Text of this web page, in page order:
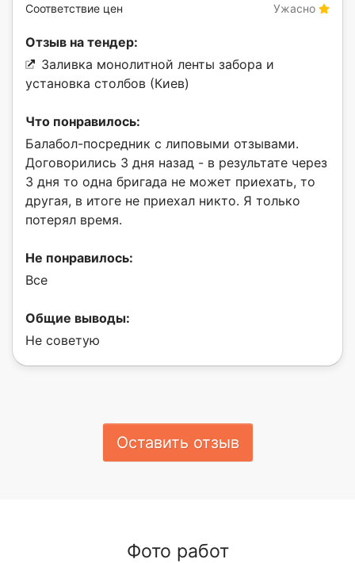
Ужасно
Соответствие цен
Отзыв на тендер:
Заливка монолитной ленты забора и
установка столбов (Киев)
Что понравилось:
Балабол-посредник с липовыми отзывами.
Договорились 3 дня назад - в результате через
3 дня то одна бригада не может приехать, то
другая, в итоге не приехал никто. Я только
потерял время.
Не понравилось:
Все
Общие выводы:
Не советую
Оставить отзыв
Фото работ